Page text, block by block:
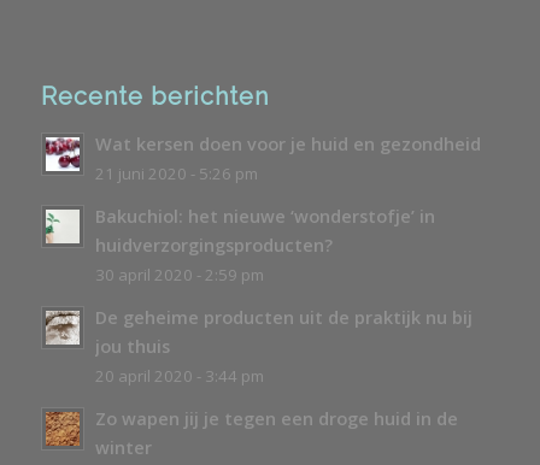
Recente berichten
Wat kersen doen voor je huid en gezondheid
21 juni 2020 - 5:26 pm
Bakuchiol: het nieuwe ‘wonderstofje’ in
huidverzorgingsproducten?
30 april 2020 - 2:59 pm
De geheime producten uit de praktijk nu bij
jou thuis
20 april 2020 - 3:44 pm
Zo wapen jij je tegen een droge huid in de
winter